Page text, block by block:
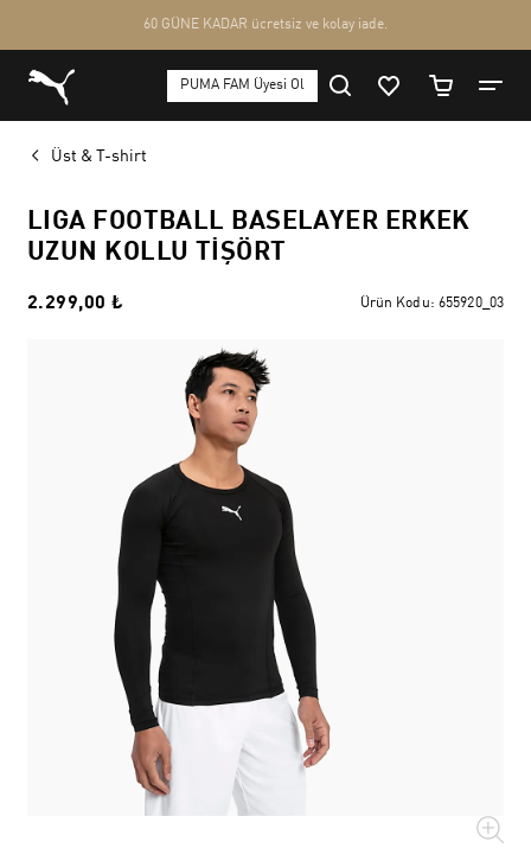
Üst & T-shirt
LIGA FOOTBALL BASELAYER ERKEK
UZUN KOLLU TIŞÖRT
2.299,00 ₺ Ürün Kodu: 655920_03